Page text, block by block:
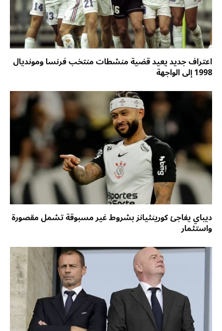
اعتراف جديد يعيد قضية منشطات منتخب فرنسا ومونديال
1998 إلى الواجهة
ديباي يفاجئ كورينثيانز بشروط غير مسبوقة تشمل مقصورة
واستثمار